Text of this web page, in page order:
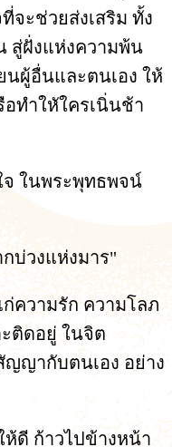
จะช่วยส่งเสริม ทั้ง
สู่ฝั่งแห่งความพ้น
นผู้อื่นและตนเอง ให้
ทำใหัใครเนิ่นช้า
ในพระพุทธพจน์
บ่วงแห่งมาร"
ความรัก ความโลภ
ติดอยู่ ในจิต
ญากับตนเอง อย่าง
ห้ดี ก้าวไปข้างหน้า